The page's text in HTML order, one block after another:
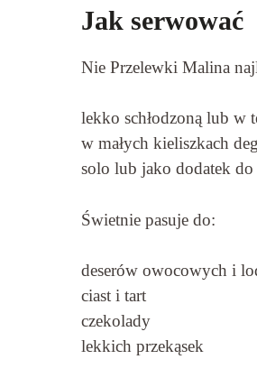
Jak serwować
Nie Przelewki Malina
lekko schłodzoną lub w
w małych kieliszkach
solo lub jako dodatek do
Świetnie pasuje do:
deserów owocowych i
ciast i tart
czekolady
lekkich przekąsek